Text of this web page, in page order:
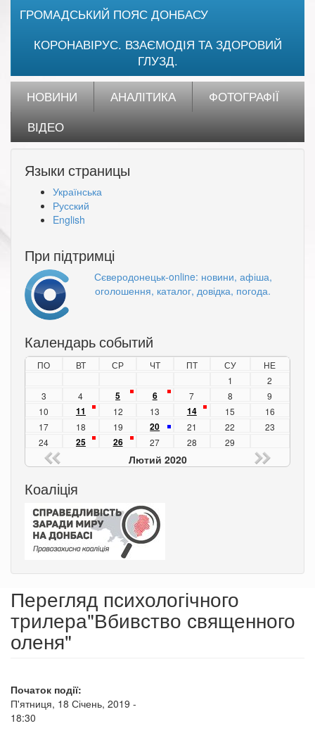
ГРОМАДСЬКИЙ ПОЯС ДОНБАСУ
КОРОНАВІРУС. ВЗАЄМОДІЯ ТА ЗДОРОВИЙ
ГЛУЗД.
НОВИНИ АНАЛІТИКА
ФОТОГРАФІЇ
ВІДЕО
Языки страницы
Українська
Русский
English
При підтримці
Сєверодонецьк-online: новини, афіша,
оголошення, каталог, довідка, погода.
Календарь событий
ПО ВТ СР ЧТ ПТ СУ
НЕ
1
2
3
4 5 6 7 8
9
10
11 12 13 14 15
16
17
18 19 20 21 22
23
24
25 26 27 28 29
Лютий 2020
Коаліція
Перегляд психологічного
трилера"Вбивство священного
оленя"
Початок події:
П'ятниця, 18 Січень, 2019 -
18:30